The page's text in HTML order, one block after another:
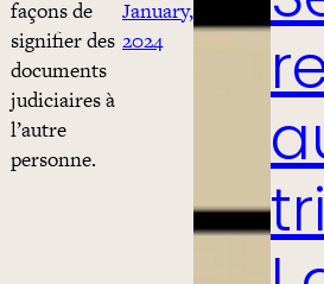
façons de
signifier des
documents
judiciaires à
l’autre
personne.
January,
2024